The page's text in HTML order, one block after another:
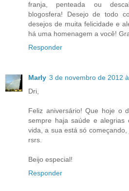
franja, penteada ou
blogosfera! Desejo de todo
desejos de muita felicidade e
há uma homenagem a você!
Responder
Marly 3 de novembro de 2012
Dri,
Feliz aniversário! Que hoje o
sempre haja saúde e
vida, a sua está só
rsrs.
Beijo especial!
Responder